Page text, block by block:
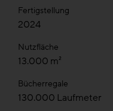
Fertigstellung
2024
Nutzfläche
13.000 m²
Bücherregale
130.000 Laufmeter